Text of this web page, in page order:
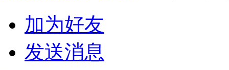
加为好友
发送消息